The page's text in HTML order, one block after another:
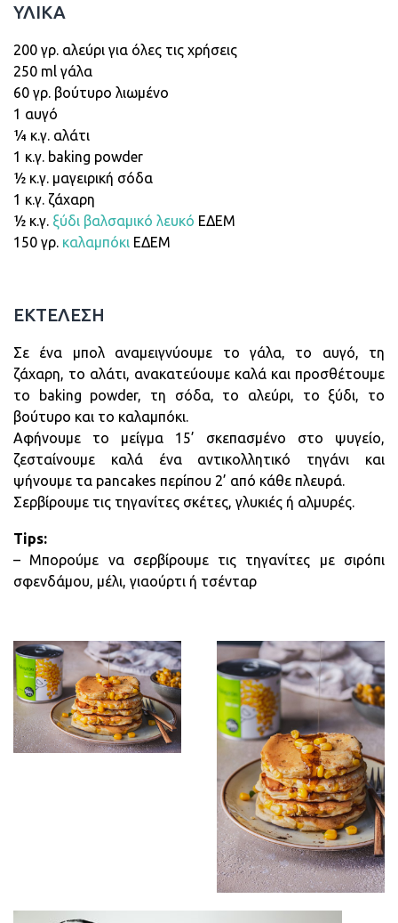
ΥΛΙΚΑ
200 γρ. αλεύρι για όλες τις χρήσεις
250 ml γάλα
60 γρ. βούτυρο λιωμένο
1 αυγό
¼ κ.γ. αλάτι
1 κ.γ. baking powder
½ κ.γ. μαγειρική σόδα
1 κ.γ. ζάχαρη
½ κ.γ. ξύδι βαλσαμικό λευκό ΕΔΕΜ
150 γρ. καλαμπόκι ΕΔΕΜ
ΕΚΤΕΛΕΣΗ
Σε ένα μπολ αναμειγνύουμε το γάλα, το αυγό, τη
ζάχαρη, το αλάτι, ανακατεύουμε καλά και προσθέτουμε
το baking powder, τη σόδα, το αλεύρι, το ξύδι, το
βούτυρο και το καλαμπόκι.
Αφήνουμε το μείγμα 15’ σκεπασμένο στο ψυγείo,
ζεσταίνουμε καλά ένα αντικολλητικό τηγάνι και
ψήνουμε τα pancakes περίπου 2’ από κάθε πλευρά.
Σερβίρουμε τις τηγανίτες σκέτες, γλυκιές ή αλμυρές.
Tips:
– Μπορούμε να σερβίρουμε τις τηγανίτες με σιρόπι
σφενδάμου, μέλι, γιαούρτι ή τσένταρ